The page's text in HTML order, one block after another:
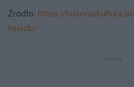
Źródło: https://
ksiazki/